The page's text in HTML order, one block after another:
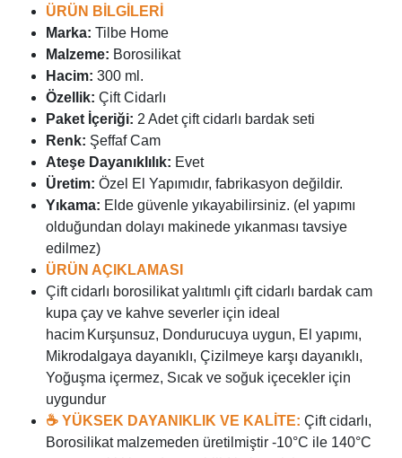
ÜRÜN BİLGİLERİ
Marka: Tilbe Home
Malzeme: Borosilikat
Hacim: 300 ml.
Özellik: Çift Cidarlı
Paket İçeriği: 2 Adet çift cidarlı bardak seti
Renk: Şeffaf Cam
Ateşe Dayanıklılık: Evet
Üretim: Özel El Yapımıdır, fabrikasyon değildir.
Yıkama: Elde güvenle yıkayabilirsiniz. (el yapımı
olduğundan dolayı makinede yıkanması tavsiye
edilmez)
ÜRÜN AÇIKLAMASI
Çift cidarlı borosilikat yalıtımlı çift cidarlı bardak cam
kupa çay ve kahve severler için ideal
hacim Kurşunsuz, Dondurucuya uygun, El yapımı,
Mikrodalgaya dayanıklı, Çizilmeye karşı dayanıklı,
Yoğuşma içermez, Sıcak ve soğuk içecekler için
uygundur
☕ YÜKSEK DAYANIKLIK VE KALİTE: Çift cidarlı,
Borosilikat malzemeden üretilmiştir -10°C ile 140°C